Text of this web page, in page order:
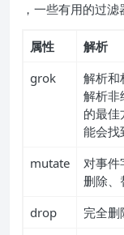
，一些有用的过滤
属性
解析
grok
解析和
解析非
的最
能会找
mutate
对事件
删除、
drop
完全删